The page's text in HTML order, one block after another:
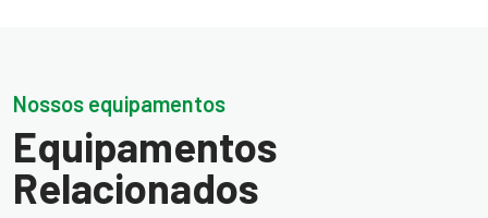
Nossos equipamentos
Equipamentos
Relacionados